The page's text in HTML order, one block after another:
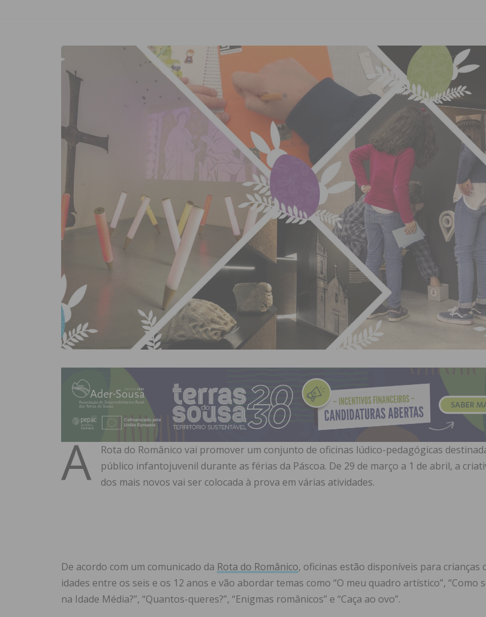
A
Rota do Românico vai promover um conjunto de oficinas lúdico-pedagógicas
público infantojuvenil durante as férias da Páscoa. De 29 de março a 1 de abril, a
dos mais novos vai ser colocada à prova em várias atividades.
De acordo com um comunicado da Rota do Românico, oficinas estão disponíveis para crianças
idades entre os seis e os 12 anos e vão abordar temas como “O meu quadro artístico”, “Como
na Idade Média?”, “Quantos-queres?”, “Enigmas românicos” e “Caça ao ovo”.